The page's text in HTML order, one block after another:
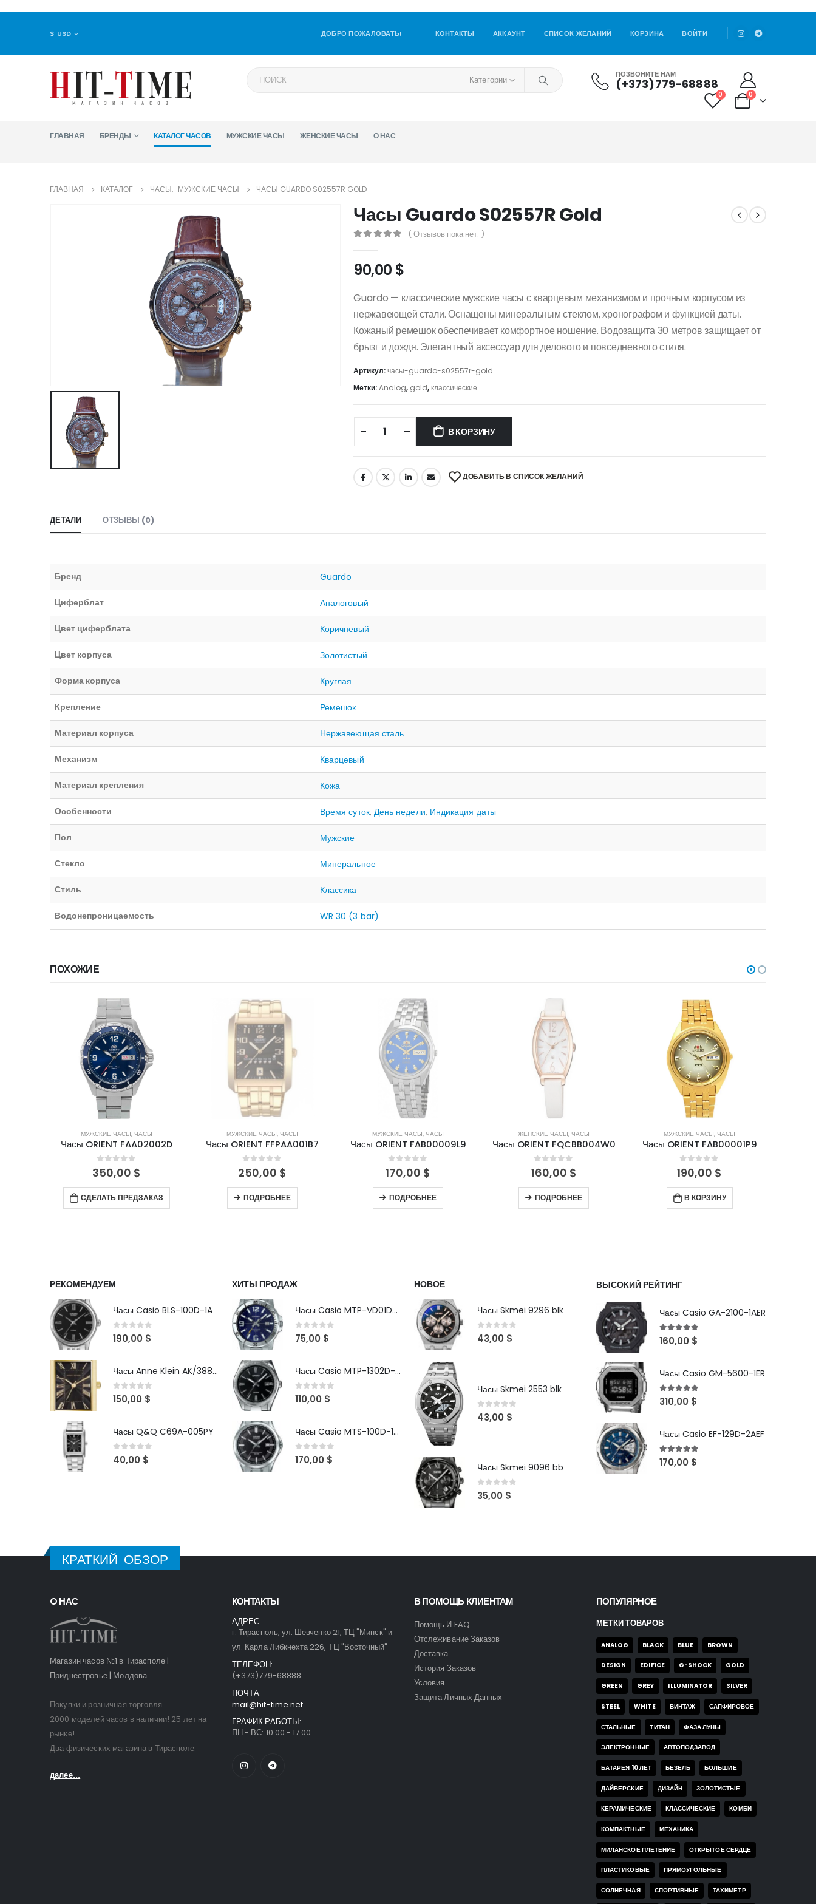
$ USD ДОБРО ПОЖАЛОВАТЬ! КОНТАКТЫ АККАУНТ СПИСОК ЖЕЛАНИЙ КОРЗИНА ВОЙТИ
Категории ПОЗВОНИТЕ НАМ
(+373)779-68888
0 0
ГЛАВНАЯ БРЕНДЫ КАТАЛОГ ЧАСОВ МУЖСКИЕ ЧАСЫ ЖЕНСКИЕ ЧАСЫ О НАС
ГЛАВНАЯ КАТАЛОГ ЧАСЫ, МУЖСКИЕ ЧАСЫ ЧАСЫ GUARDO S02557R GOLD
Часы Guardo S02557R Gold
( Отзывов пока нет. )
90,00 $
Guardo — классические мужские часы с кварцевым механизмом и прочным корпусом из
нержавеющей стали. Оснащены минеральным стеклом, хронографом и функцией даты.
Кожаный ремешок обеспечивает комфортное ношение. Водозащита 30 метров защищает от
брызг и дождя. Элегантный аксессуар для делового и повседневного стиля.
Артикул:часы-guardo-s02557r-gold
Метки:Analog, gold,классические
В КОРЗИНУ
ДОБАВИТЬ В СПИСОК ЖЕЛАНИЙ
ДЕТАЛИ ОТЗЫВЫ (0)
Бренд Guardo
Циферблат Аналоговый
Цвет циферблата Коричневый
Цвет корпуса Золотистый
Форма корпуса Круглая
Крепление Ремешок
Материал корпуса Нержавеющая сталь
Механизм Кварцевый
Материал крепления Кожа
Особенности Время суток, День недели, Индикация даты
Пол Мужские
Стекло Минеральное
Стиль Классика
Водонепроницаемость WR 30 (3 bar)
ПОХОЖИЕ
НЕТ В НАЛИЧИИ
МУЖСКИЕ ЧАСЫ, ЧАСЫ
Часы ORIENT FFPAA001B7
0out of 5
250,00 $
ПОДРОБНЕЕ
НЕТ В НАЛИЧИИ
МУЖСКИЕ ЧАСЫ, ЧАСЫ
Часы ORIENT FAB00009L9
0out of 5
170,00 $
ПОДРОБНЕЕ
НЕТ В НАЛИЧИИ
ЖЕНСКИЕ ЧАСЫ, ЧАСЫ
Часы ORIENT FQCBB004W0
0out of 5
160,00 $
ПОДРОБНЕЕ
МУЖСКИЕ ЧАСЫ, ЧАСЫ
Часы ORIENT FAB00001P9
0out of 5
190,00 $
В КОРЗИНУ
МУЖСКИЕ ЧАСЫ, ЧАСЫ
Часы ORIENT FEV0V002TH
0out of 5
340,00$
В КОРЗИНУ
РЕКОМЕНДУЕМ
Часы Casio BLS-100D-1A
0out of 5
190,00 $
Часы Anne Klein AK/3882BKGB
0out of 5
150,00 $
Часы Q&Q C69A-005PY
0 out of 5
40,00 $
ХИТЫ ПРОДАЖ
Часы Casio MTP-VD01D-2B
0out of 5
75,00 $
Часы Casio MTP-1302D-1A1VDF
0out of 5
110,00 $
Часы Casio MTS-100D-1AV
0out of 5
170,00 $
НОВОЕ
Часы Skmei 9296 blk
0 out of 5
43,00 $
Часы Skmei 2553 blk
0 out of 5
43,00 $
Часы Skmei 9096 bb
0out of 5
35,00 $
ВЫСОКИЙ РЕЙТИНГ
Часы Casio GA-2100-1AER
5out of 5
160,00 $
Часы Casio GM-5600-1ER
5out of 5
310,00 $
Часы Casio EF-129D-2AEF
5out of 5
170,00 $
КРАТКИЙ ОБЗОР
O НАС
Магазин часов №1 в Тирасполе |
Приднестровье | Молдова.
Покупки и розничная торговля.
2000 моделей часов в наличии! 25 лет на
рынке!
Два физических магазина в Тирасполе.
далее...
КОНТАКТЫ
АДРЕС:
г. Тирасполь, ул. Шевченко 21, ТЦ "Минск" и
ул. Карла Либкнехта 226, ТЦ "Восточный"
ТЕЛЕФОН:
(+373)779-68888
ПОЧТА:
mail@hit-time.net
ГРАФИК РАБОТЫ:
ПН - ВС: 10.00 - 17.00
В ПОМОЩЬ КЛИЕНТАМ
Помощь И FAQ
Отслеживание Заказов
Доставка
История Заказов
Условия
Защита Личных Данных
ПОПУЛЯРНОЕ
МЕТКИ ТОВАРОВ
ANALOG BLACK BLUE BROWN
DESIGN EDIFICE G-SHOCK GOLD
GREEN GREY ILLUMINATOR SILVER
STEEL WHITE ВИНТАЖ САПФИРОВОЕ
СТАЛЬНЫЕ ТИТАН ФАЗА ЛУНЫ
ЭЛЕКТРОННЫЕ АВТОПОДЗАВОД
БАТАРЕЯ 10 ЛЕТ БЕЗЕЛЬ БОЛЬШИЕ
ДАЙВЕРСКИЕ ДИЗАЙН ЗОЛОТИСТЫЕ
КЕРАМИЧЕСКИЕ КЛАССИЧЕСКИЕ КОМБИ
КОМПАКТНЫЕ МЕХАНИКА
МИЛАНСКОЕ ПЛЕТЕНИЕ ОТКРЫТОЕ СЕРДЦЕ
ПЛАСТИКОВЫЕ ПРЯМОУГОЛЬНЫЕ
СОЛНЕЧНАЯ СПОРТИВНЫЕ ТАХИМЕТР